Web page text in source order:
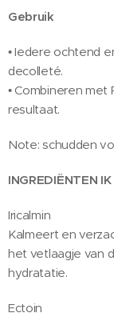
Gebruik
• Iedere ochtend
decolleté.
• Combineren met
resultaat.
Note: schudden
INGREDIËNTEN IK
Iricalmin
Kalmeert en
het vetlaagje van
hydratatie.
Ectoin